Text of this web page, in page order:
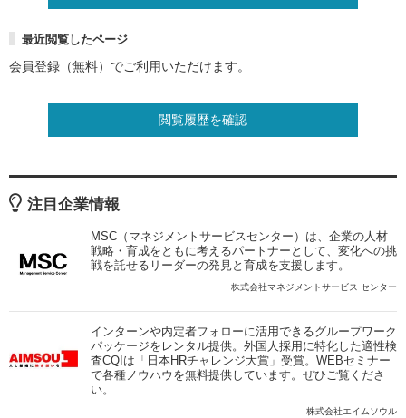
最近閲覧したページ
会員登録（無料）でご利用いただけます。
閲覧履歴を確認
注目企業情報
MSC（マネジメントサービスセンター）は、企業の人材
戦略・育成をともに考えるパートナーとして、変化への挑
戦を託せるリーダーの発見と育成を支援します。
株式会社マネジメントサービス センター
インターンや内定者フォローに活用できるグループワーク
パッケージをレンタル提供。外国人採用に特化した適性検
査CQIは「日本HRチャレンジ大賞」受賞。WEBセミナー
で各種ノウハウを無料提供しています。ぜひご覧くださ
い。
株式会社エイムソウル